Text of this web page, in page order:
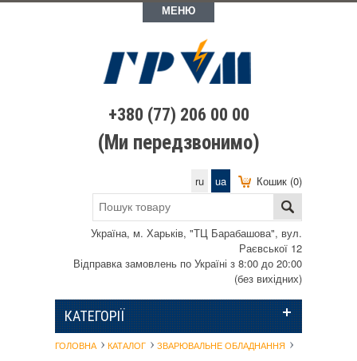
МЕНЮ
+380 (77) 206 00 00
(Ми передзвонимо)
Кошик (0)
ru ua
Україна, м. Харьків, "ТЦ Барабашова", вул.
Раєвської 12
Відправка замовлень по Україні з 8:00 до 20:00
(без вихідних)
КАТЕГОРІЇ
ГОЛОВНА КАТАЛОГ
ЗВАРЮВАЛЬНЕ ОБЛАДНАННЯ